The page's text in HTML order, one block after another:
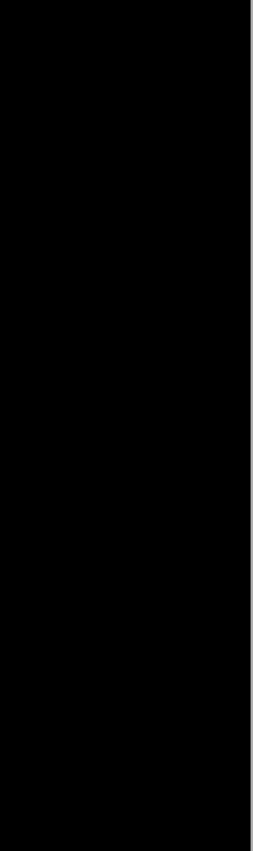
en:
Tom Priestley
Wings - Rockshow
de sonido
editorial